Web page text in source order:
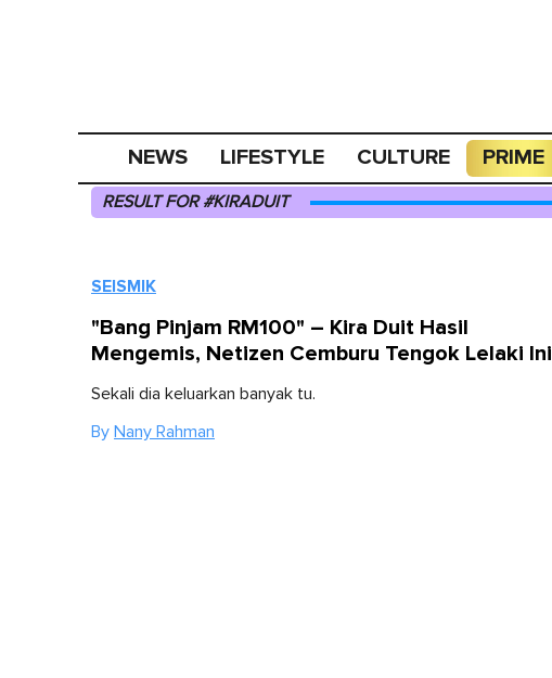
NEWS LIFESTYLE CULTURE PRIME
RESULT FOR #KIRADUIT
SEISMIK
"Bang Pinjam RM100" – Kira Duit Hasil
Mengemis, Netizen Cemburu Tengok Lelaki Ini
Sekali dia keluarkan banyak tu.
By Nany Rahman